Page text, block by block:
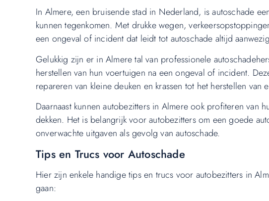
In Almere, een bruisende stad in Nederland, is autoschade
kunnen tegenkomen. Met drukke wegen,
een ongeval of incident dat leidt tot autoschade altijd
Gelukkig zijn er in Almere tal van professionele
herstellen van hun voertuigen na een ongeval of incident.
repareren van kleine deuken en krassen tot het herstellen van
Daarnaast kunnen autobezitters in Almere ook profiteren van
dekken. Het is belangrijk voor autobezitters om een goede
onverwachte uitgaven als gevolg van autoschade.
Tips en Trucs voor Autoschade
Hier zijn enkele handige tips en trucs voor autobezitters in
gaan: